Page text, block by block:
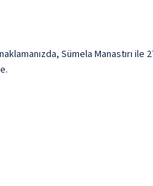
Sümela Manastırı ile